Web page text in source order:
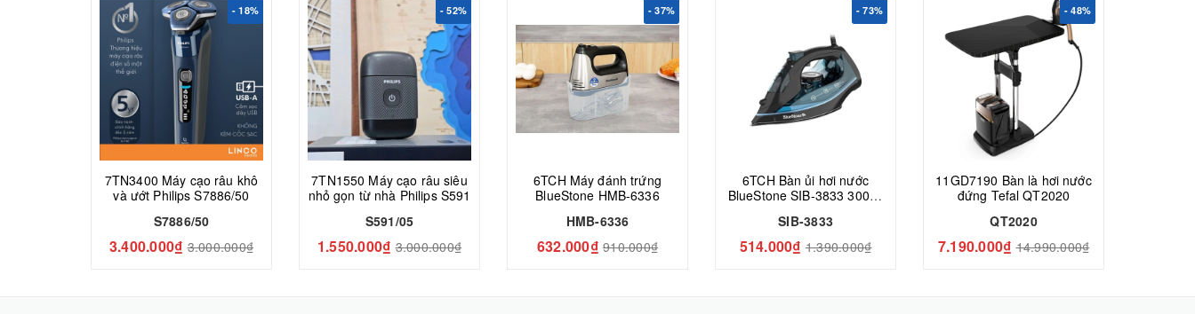
- 18%
7TN3400 Máy cạo râu khô
và ướt Philips S7886/50
S7886/50
3.400.000₫ 3.000.000₫
- 52%
7TN1550 Máy cạo râu siêu
nhỏ gọn từ nhà Philips S591
S591/05
1.550.000₫ 3.000.000₫
- 37%
6TCH Máy đánh trứng
BlueStone HMB-6336
HMB-6336
632.000₫ 910.000₫
- 73%
6TCH Bàn ủi hơi nước
BlueStone SIB-3833 300ml
SIB-3833
514.000₫ 1.390.000₫
- 48%
11GD7190 Bàn là hơi nước
đứng Tefal QT2020
QT2020
7.190.000₫ 14.990.000₫